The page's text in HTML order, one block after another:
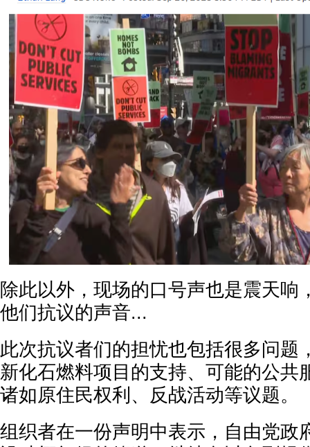
除此以外，现场的口号声也是震天响
他们抗议的声音...
此次抗议者们的担忧也包括很多问题
新化石燃料项目的支持、可能的公共
诸如原住民权利、反战活动等议题。
组织者在一份声明中表示，自由党政